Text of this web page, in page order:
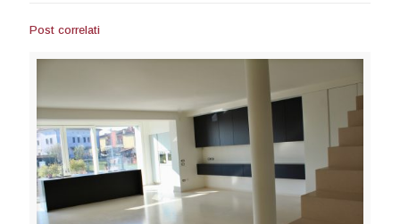
Post correlati